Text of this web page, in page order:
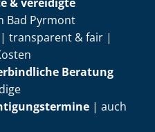
Bad Pyrmont
| transparent & fair |
Beratung
| auch